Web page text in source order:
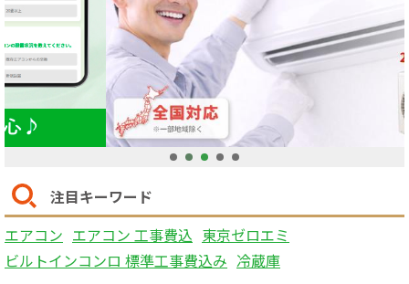
1 2 3 4 5
注目キーワード
エアコン エアコン 工事費込 東京ゼロエミ
ビルトインコンロ 標準工事費込み 冷蔵庫